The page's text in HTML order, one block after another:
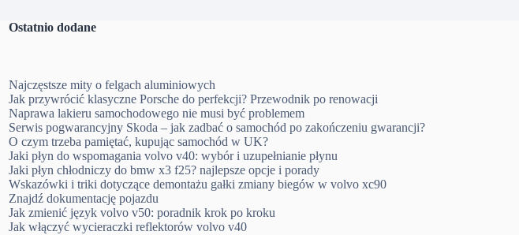
Ostatnio dodane
Najczęstsze mity o felgach aluminiowych
Jak przywrócić klasyczne Porsche do perfekcji? Przewodnik po renowacji
Naprawa lakieru samochodowego nie musi być problemem
Serwis pogwarancyjny Skoda – jak zadbać o samochód po zakończeniu gwarancji?
O czym trzeba pamiętać, kupując samochód w UK?
Jaki płyn do wspomagania volvo v40: wybór i uzupełnianie płynu
Jaki płyn chłodniczy do bmw x3 f25? najlepsze opcje i porady
Wskazówki i triki dotyczące demontażu gałki zmiany biegów w volvo xc90
Znajdź dokumentację pojazdu
Jak zmienić język volvo v50: poradnik krok po kroku
Jak włączyć wycieraczki reflektorów volvo v40